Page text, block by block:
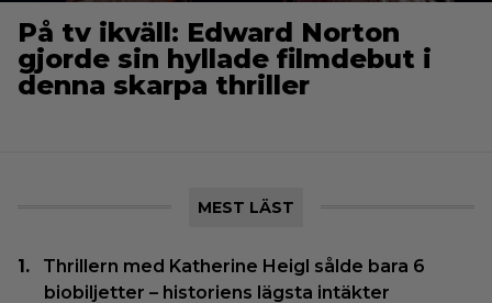
På tv ikväll: Edward Norton
gjorde sin hyllade filmdebut i
denna skarpa thriller
MEST LÄST
Thrillern med Katherine Heigl sålde bara 6
biobiljetter – historiens lägsta intäkter